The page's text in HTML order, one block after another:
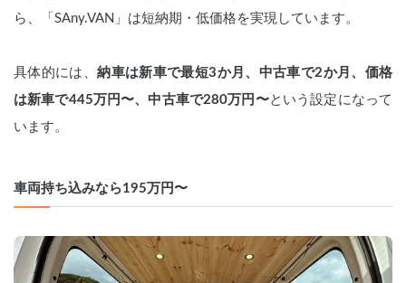
ら、「SAny.VAN」は短納期・低価格を実現しています。
具体的には、納車は新車で最短3か月、中古車で2か月、価格
は新車で445万円〜、中古車で280万円〜という設定になって
います。
車両持ち込みなら195万円〜